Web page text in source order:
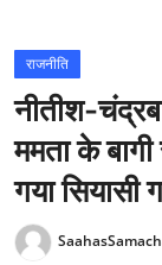
राज्य
अंतराष्ट्रीय
राजनीति
खेल
राजनीति
नीतीश-
ममता के
गया सियासी